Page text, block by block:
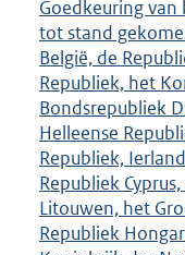
Goedkeuring
tot stand
België, de
Republiek, het
Bondsrepubliek
Helleense
Republiek,
Republiek
Litouwen, het
Republiek